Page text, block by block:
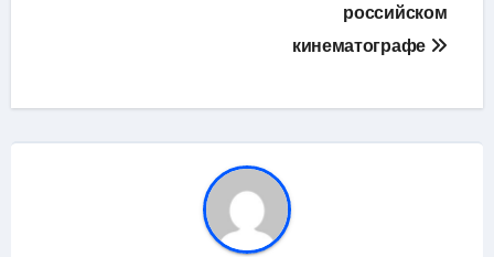
российском
кинематографе